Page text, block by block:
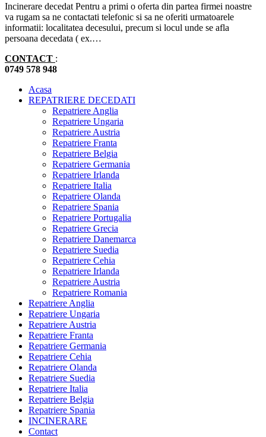
Incinerare decedat Pentru a primi o oferta din partea firmei noastre
va rugam sa ne contactati telefonic si sa ne oferiti urmatoarele
informatii: localitatea decesului, precum si locul unde se afla
persoana decedata ( ex.…
CONTACT :
0749 578 948
Acasa
REPATRIERE DECEDATI
Repatriere Anglia
Repatriere Ungaria
Repatriere Austria
Repatriere Franta
Repatriere Belgia
Repatriere Germania
Repatriere Irlanda
Repatriere Italia
Repatriere Olanda
Repatriere Spania
Repatriere Portugalia
Repatriere Grecia
Repatriere Danemarca
Repatriere Suedia
Repatriere Cehia
Repatriere Irlanda
Repatriere Austria
Repatriere Romania
Repatriere Anglia
Repatriere Ungaria
Repatriere Austria
Repatriere Franta
Repatriere Germania
Repatriere Cehia
Repatriere Olanda
Repatriere Suedia
Repatriere Italia
Repatriere Belgia
Repatriere Spania
INCINERARE
Contact